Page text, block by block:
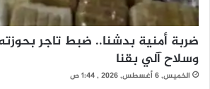
وسلاح آلي بقنا
الخميس, 6 أغسطس, 2026 , 1:44 ص